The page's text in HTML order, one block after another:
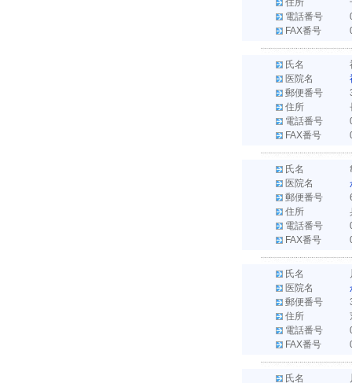
住所
電話番号
FAX番号
氏名
医院名
郵便番号
住所
電話番号
FAX番号
氏名
医院名
郵便番号
住所
電話番号
FAX番号
氏名
医院名
郵便番号
住所
電話番号
FAX番号
氏名